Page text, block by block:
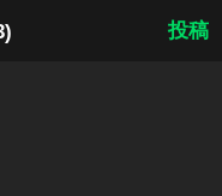
投稿